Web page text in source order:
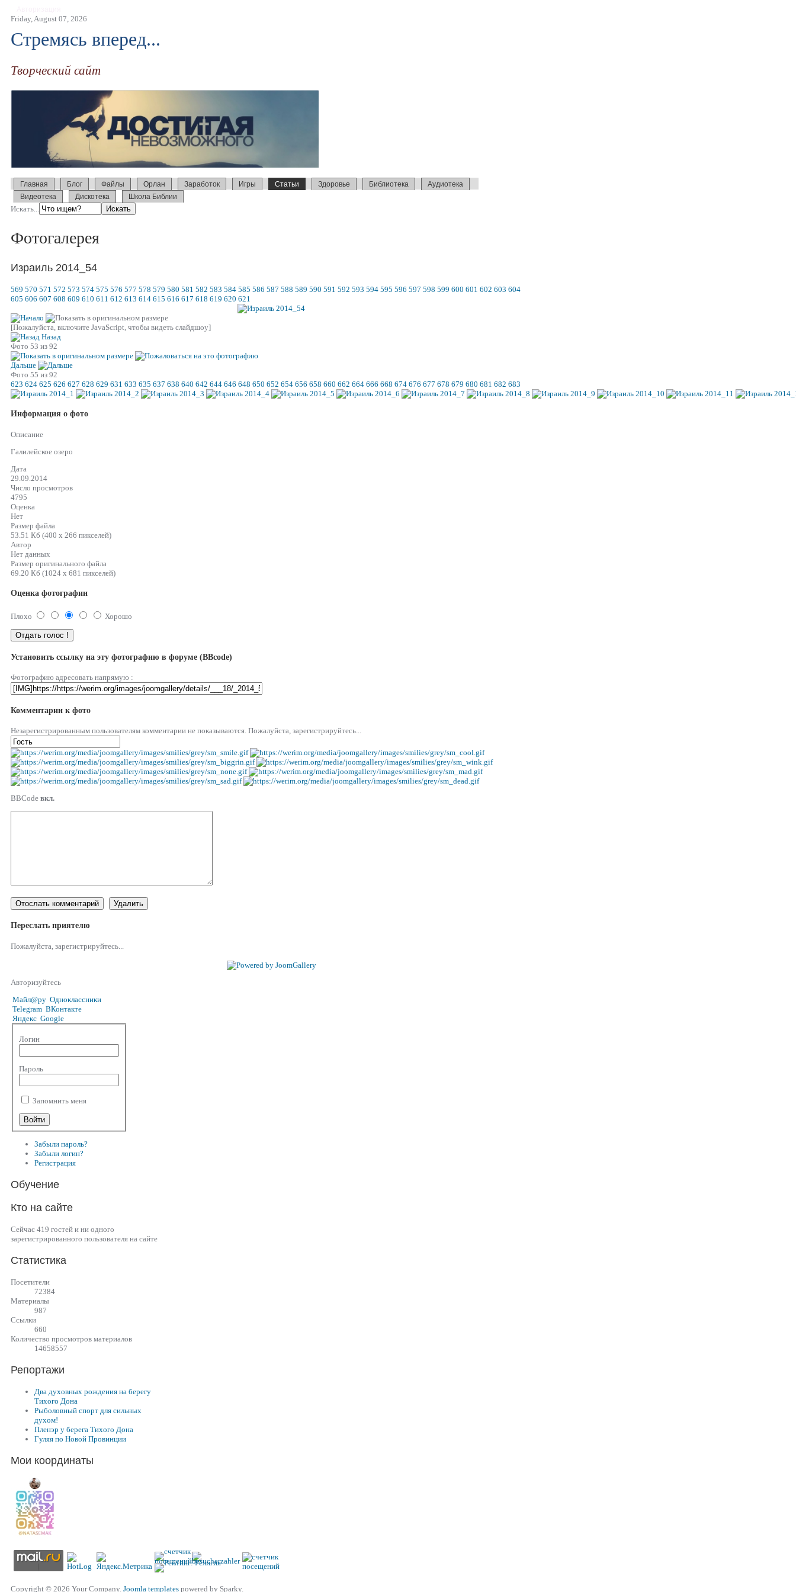
Friday, August 07, 2026
Стремясь вперед...
Творческий сайт
Главная Блог Файлы Орлан Заработок Игры Статьи Здоровье Библиотека
Аудиотека
Видеотека
Дискотека Школа Библии
Искать...
Фотогалерея
Израиль 2014_54
569 570 571 572 573 574 575 576 577 578 579 580 581 582 583 584 585 586 587 588 589 590 591 592 593 594 595 596 597 598 599 600 601 602 603 604
605 606 607 608 609 610 611 612 613 614 615 616 617 618 619 620 621
[Пожалуйста, включите JavaScript, чтобы видеть слайдшоу]
Назад
Фото 53 из 92
Дальше
Фото 55 из 92
623 624 625 626 627 628 629 631 633 635 637 638 640 642 644 646 648 650 652 654 656 658 660 662 664 666 668 674 676 677 678 679 680 681 682 683
Информация о фото
Описание
Галилейское озеро
Дата
29.09.2014
Число просмотров
4795
Оценка
Нет
Размер файла
53.51 Кб (400 x 266 пикселей)
Автор
Нет данных
Размер оригинального файла
69.20 Кб (1024 x 681 пикселей)
Оценка фотографии
Плохо Хорошо
Установить ссылку на эту фотографию в форуме (BBcode)
Фотографию адресовать напрямую :
Комментарии к фото
Незарегистрированным пользователям комментарии не показываются. Пожалуйста, зарегистрируйтесь...
BBCode вкл.
Переслать приятелю
Пожалуйста, зарегистрируйтесь...
Авторизуйтесь
Майл@ру Одноклассники
Telegram ВКонтакте
Яндекс Google
Логин
Пароль
Запомнить меня
Забыли пароль?
Забыли логин?
Регистрация
Обучение
Кто на сайте
Сейчас 419 гостей и ни одного
зарегистрированного пользователя на сайте
Статистика
Посетители
72384
Материалы
987
Cсылки
660
Количество просмотров материалов
14658557
Репортажи
Два духовных рождения на берегу
Тихого Дона
Рыболовный спорт для сильных
духом!
Пленэр у берега Тихого Дона
Гуляя по Новой Провинции
Мои координаты
Copyright © 2026 Your Company. Joomla templates powered by Sparky.